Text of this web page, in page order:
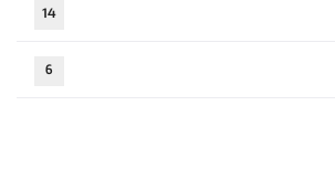
14
6